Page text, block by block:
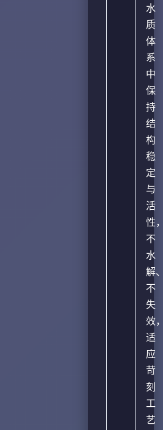
水
质
体
系
中
保
持
结
构
稳
定
与
活
性
不
水
解
不
失
效
适
应
苛
刻
工
艺